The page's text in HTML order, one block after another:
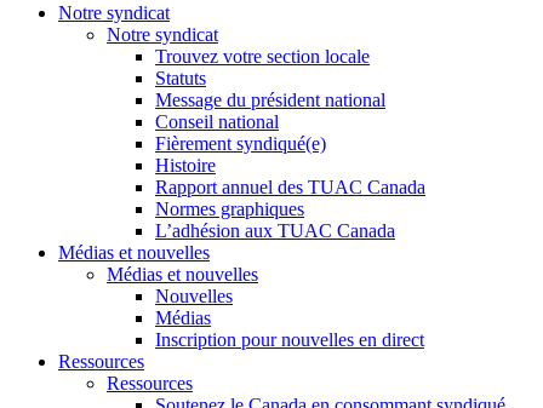
Notre syndicat
Notre syndicat
Trouvez votre section locale
Statuts
Message du président national
Conseil national
Fièrement syndiqué(e)
Histoire
Rapport annuel des TUAC Canada
Normes graphiques
L’adhésion aux TUAC Canada
Médias et nouvelles
Médias et nouvelles
Nouvelles
Médias
Inscription pour nouvelles en direct
Ressources
Ressources